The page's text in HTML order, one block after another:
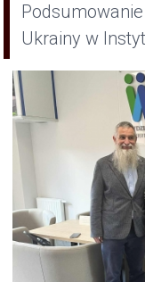
Ukrainy w